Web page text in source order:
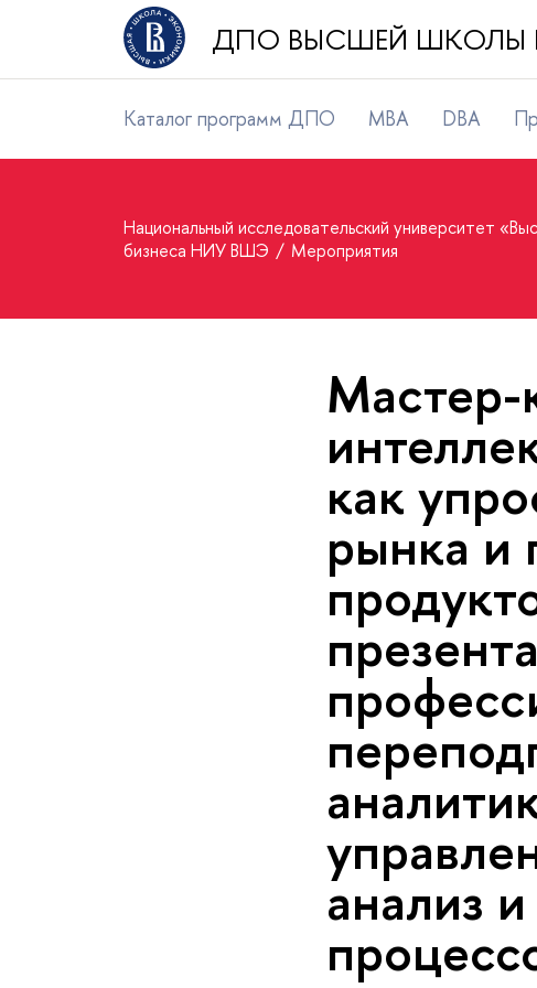
ДПО ВЫСШЕЙ ШКОЛЫ
Каталог программ ДПО MBA DBA
Национальный исследовательский университет
бизнеса НИУ ВШЭ
Мероприятия
Мастер-
как
рынка и
анализ